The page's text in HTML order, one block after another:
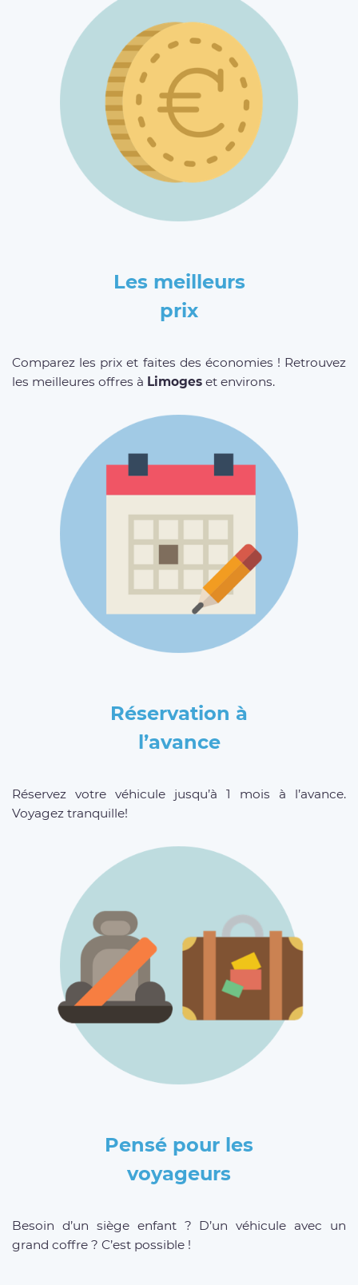
Les meilleurs
prix
Comparez les prix et faites des économies ! Retrouvez
les meilleures offres à Limoges et environs.
Réservation à
l’avance
Réservez votre véhicule jusqu’à 1 mois à l’avance.
Voyagez tranquille!
Pensé pour les
voyageurs
Besoin d’un siège enfant ? D’un véhicule avec un
grand coffre ? C’est possible !